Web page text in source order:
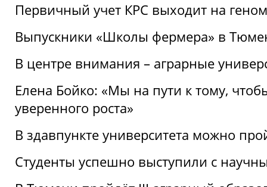
Первичный учет КРС выходит на
Выпускники «Школы фермера» в
В центре внимания – аграрные
Елена Бойко: «Мы на пути к тому,
уверенного роста»
В здавпункте университета можно
Студенты успешно выступили с